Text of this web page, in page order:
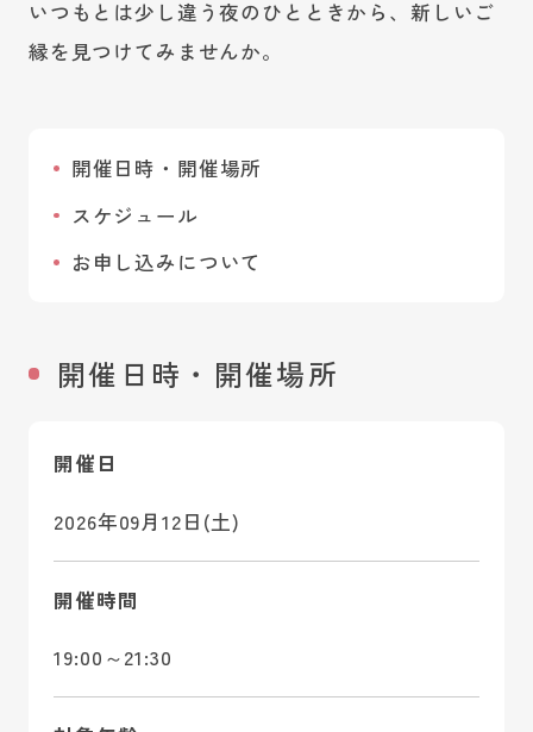
いつもとは少し違う夜のひとときから、新しいご
縁を見つけてみませんか。
開催日時・開催場所
スケジュール
お申し込みについて
開催日時・開催場所
開催日
2026年09月12日(土)
開催時間
19:00～21:30